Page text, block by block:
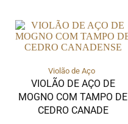
Violão de Aço
VIOLÃO DE AÇO DE
MOGNO COM TAMPO DE
CEDRO CANADE